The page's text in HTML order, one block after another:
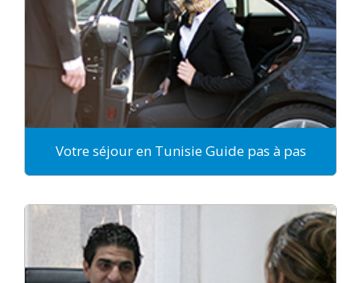
Votre séjour en Tunisie Guide pas à pas